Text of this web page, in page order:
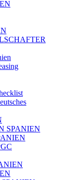
SPANIEN